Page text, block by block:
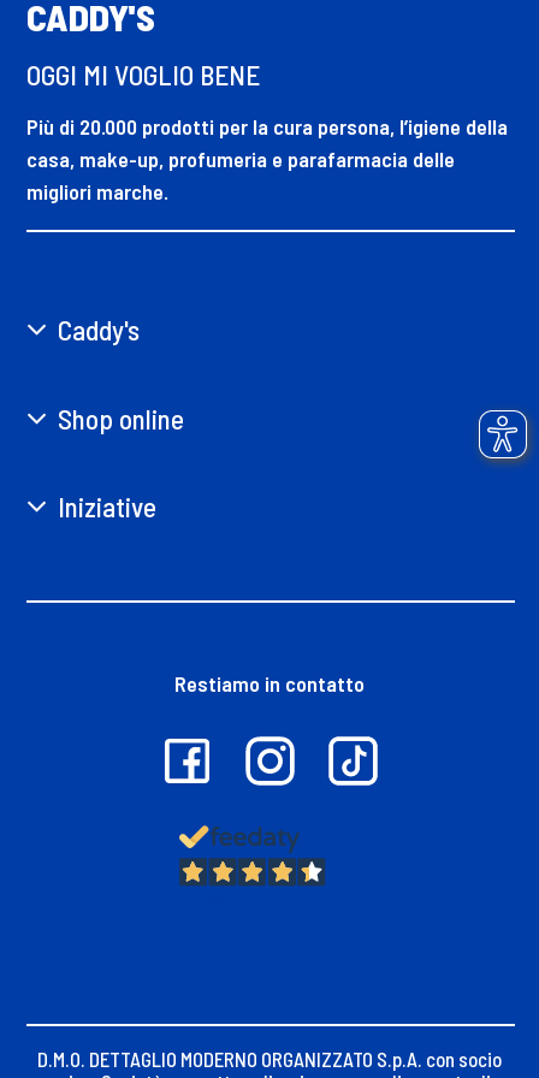
CADDY'S
OGGI MI VOGLIO BENE
Più di 20.000 prodotti per la cura persona, l’igiene della
casa, make-up, profumeria e parafarmacia delle
migliori marche.
Caddy's
Shop online
Iniziative
Restiamo in contatto
D.M.O. DETTAGLIO MODERNO ORGANIZZATO S.p.A. con socio